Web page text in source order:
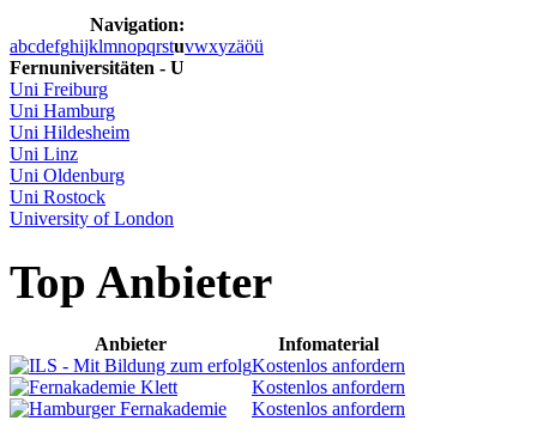
Navigation:
abcdefghijklmnopqrstuvwxyzäöü
Fernuniversitäten - U
Uni Freiburg
Uni Hamburg
Uni Hildesheim
Uni Linz
Uni Oldenburg
Uni Rostock
University of London
Top Anbieter
Anbieter
Infomaterial
Kostenlos anfordern
Kostenlos anfordern
Kostenlos anfordern